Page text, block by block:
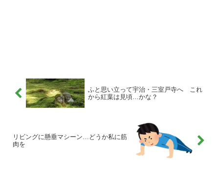
ふと思い立って宇治・三室戸寺へ これ
から紅葉は見頃…かな？
リビングに懸垂マシーン…どうか私に筋
肉を